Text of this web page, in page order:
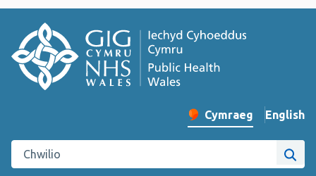
Newid iaith y wefan
Cymraeg English
–
Chwilio gwefan Iechyd Cyhoeddus Cymru